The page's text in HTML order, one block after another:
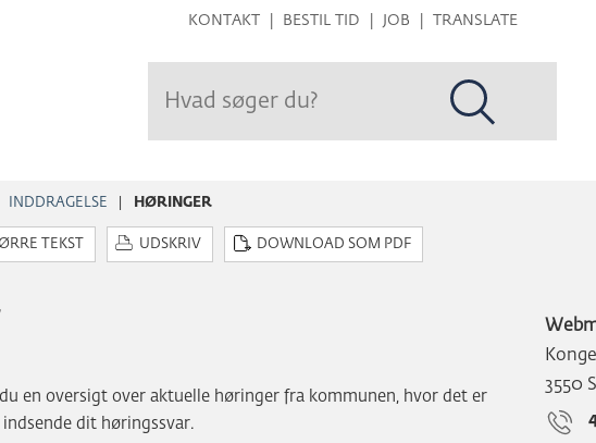
Hop
KONTAKT BESTIL TID JOB TRANSLATE
INDDRAGELSE HØRINGER
TEKST UDSKRIV DOWNLOAD SOM PDF
en oversigt over aktuelle høringer fra kommunen, hvor det er
dit høringssvar.
3550